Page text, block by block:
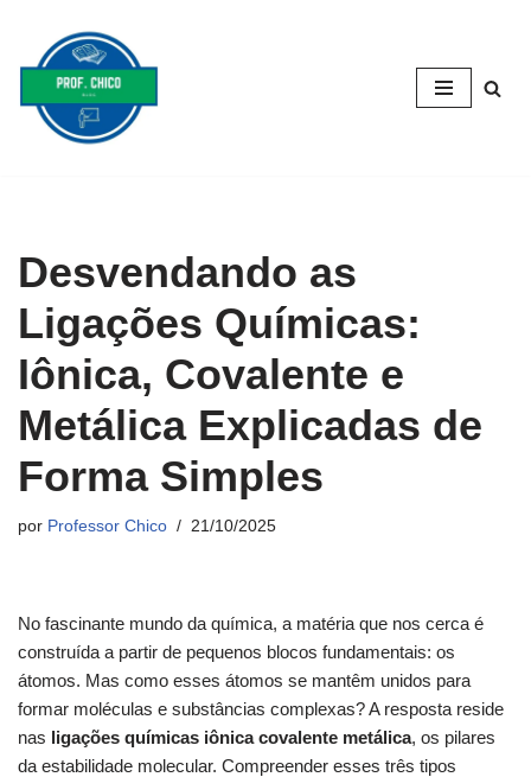
Pular
conteúdo
Desvendando as
Ligações Químicas:
Iônica, Covalente e
Metálica Explicadas de
Forma Simples
por Professor Chico 21/10/2025
No fascinante mundo da química, a matéria que nos cerca é
construída a partir de pequenos blocos fundamentais: os
átomos. Mas como esses átomos se mantêm unidos para
formar moléculas e substâncias complexas? A resposta reside
nas ligações químicas iônica covalente metálica, os pilares
da estabilidade molecular. Compreender esses três tipos